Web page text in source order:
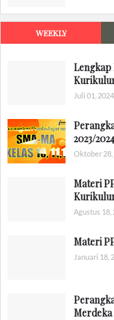
WEEKLY
Lengkap
Juli 01, 2024
2023/
Oktober 28,
Materi
Agustus 18,
Materi
Januari 18,